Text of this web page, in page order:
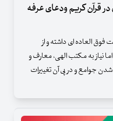
قرآن کریم ودعای عرفه
فوق العاده ای داشته و از
نیاز به مکتب الهی، معارف و
جوامع و در پی آن تغییرات